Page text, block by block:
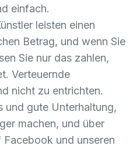
einfach.
leisten einen
Betrag, und wenn Sie
Sie nur das zahlen,
Verteuernde
nicht zu entrichten.
und gute Unterhaltung,
machen, und über
und unseren